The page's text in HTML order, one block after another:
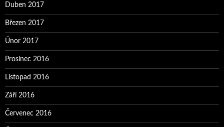
Duben 2017
Březen 2017
Únor 2017
Prosinec 2016
Listopad 2016
Září 2016
Červenec 2016